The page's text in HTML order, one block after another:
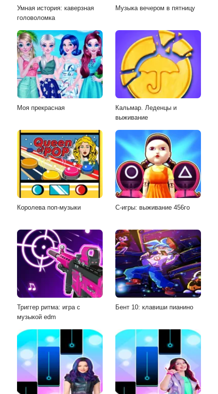
Умная история: каверзная
головоломка
Музыка вечером в пятницу
Моя прекрасная
Кальмар. Леденцы и
выживание
Королева поп-музыки С-игры: выживание 456го
Триггер ритма: игра с
музыкой edm
Бент 10: клавиши пианино